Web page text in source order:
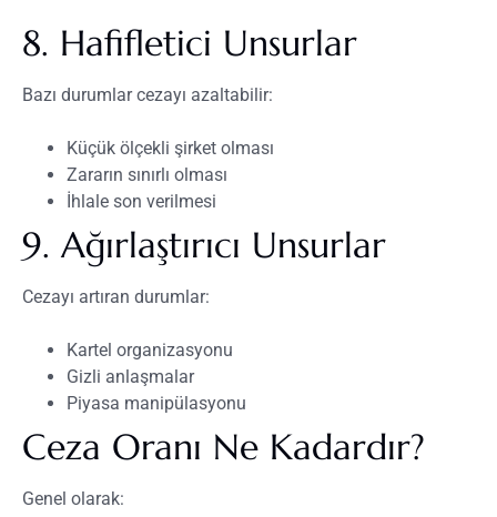
8. Hafifletici Unsurlar
Bazı durumlar cezayı azaltabilir:
Küçük ölçekli şirket olması
Zararın sınırlı olması
İhlale son verilmesi
9. Ağırlaştırıcı Unsurlar
Cezayı artıran durumlar:
Kartel organizasyonu
Gizli anlaşmalar
Piyasa manipülasyonu
Ceza Oranı Ne Kadardır?
Genel olarak: